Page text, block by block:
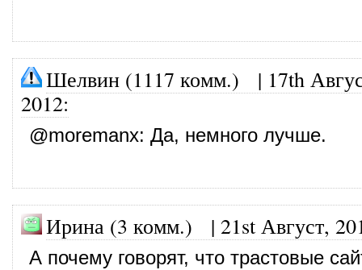
Шелвин (1117 комм.) | 17th
2012:
@moremanx: Да, немного лучше.
Ирина (3 комм.) | 21st Август,
А почему говорят, что трастовые